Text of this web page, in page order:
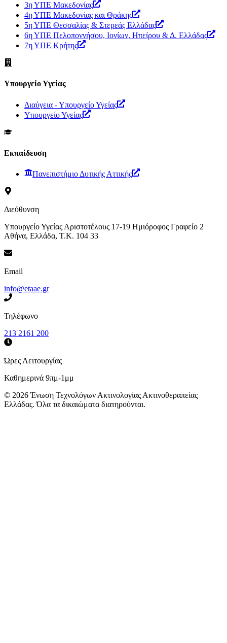
3η ΥΠΕ Μακεδονίας
4η ΥΠΕ Μακεδονίας και Θράκης
5η ΥΠΕ Θεσσαλίας & Στερεάς Ελλάδας
6η ΥΠΕ Πελοποννήσου, Ιονίων, Ηπείρου & Δ. Ελλάδας
7η ΥΠΕ Κρήτης
Υπουργείο Υγείας
Διαύγεια - Υπουργείο Υγείας
Υπουργείο Υγείας
Εκπαίδευση
Πανεπιστήμιο Δυτικής Αττικής
Διεύθυνση
Υπουργείο Υγείας Αριστοτέλους 17-19 Ημιόροφος Γραφείο 2
Αθήνα, Ελλάδα, Τ.Κ. 104 33
Email
info@etaae.gr
Τηλέφωνο
213 2161 200
Ώρες Λειτουργίας
Καθημερινά 9πμ-1μμ
© 2026Ένωση Τεχνολόγων Ακτινολογίας Ακτινοθεραπείας
Ελλάδας. Όλα τα δικαιώματα διατηρούνται.